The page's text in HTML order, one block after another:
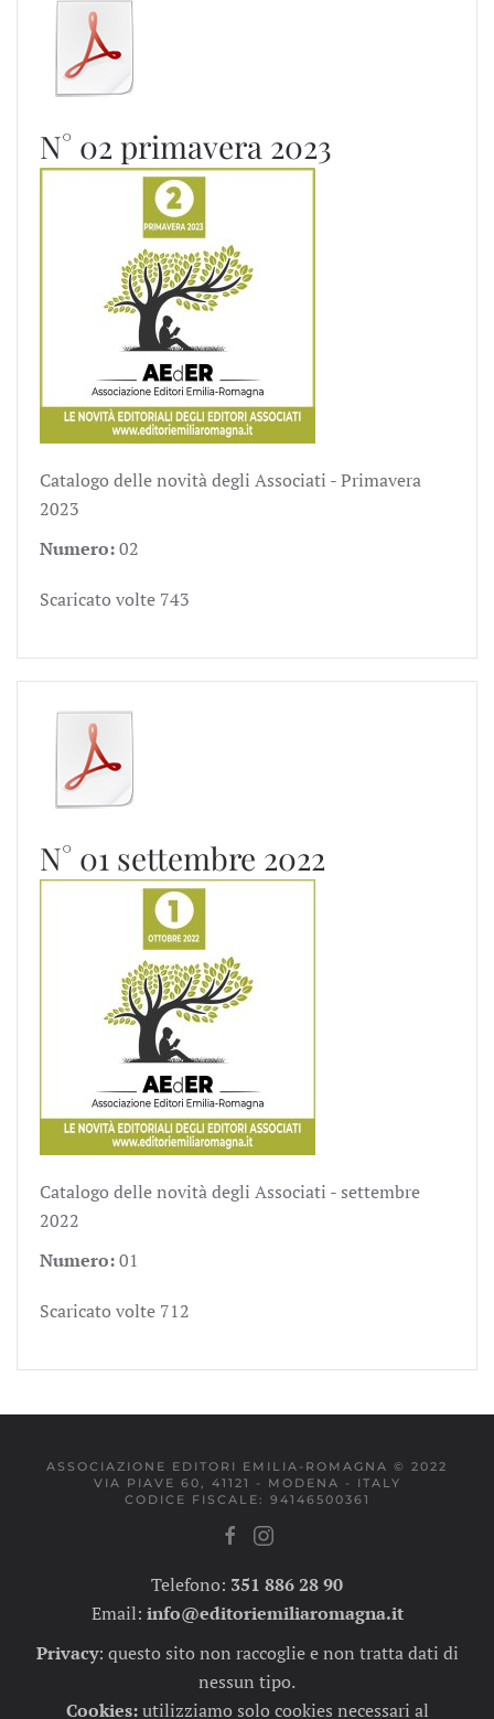
N° 02 primavera 2023
Catalogo delle novità degli Associati - Primavera
2023
Numero:02
Scaricato volte 743
N° 01 settembre 2022
Catalogo delle novità degli Associati - settembre
2022
Numero:01
Scaricato volte 712
ASSOCIAZIONE EDITORI EMILIA-ROMAGNA © 2022
VIA PIAVE 60, 41121 - MODENA - ITALY
CODICE FISCALE: 94146500361
Telefono: 351 886 28 90
Email: info@editoriemiliaromagna.it
Privacy: questo sito non raccoglie e non tratta dati di
nessun tipo.
Cookies:utilizziamo solo cookies necessari al